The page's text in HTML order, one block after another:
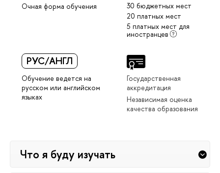
Очная форма обучения
30 бюджетных мест
20 платных мест
5 платных мест для
иностранцев
РУС/АНГЛ
Обучение ведется на
русском или английском
языках
Государственная
аккредитация
Независимая оценка
качества образования
Что я буду изучать